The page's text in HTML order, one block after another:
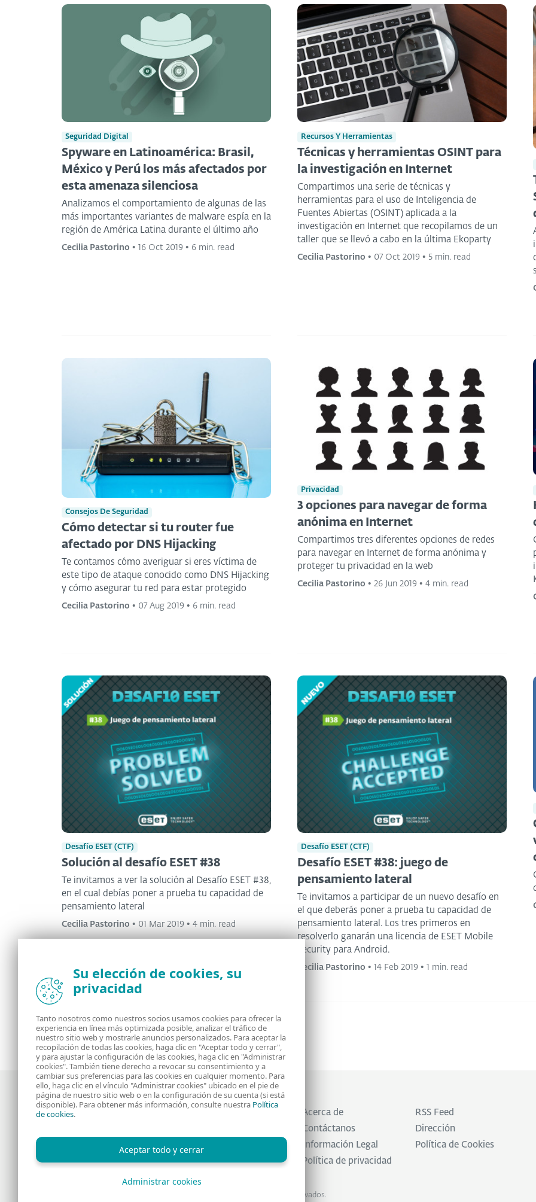
Seguridad Digital
Spyware en Latinoamérica: Brasil,
México y Perú los más afectados por
esta amenaza silenciosa
Analizamos el comportamiento de algunas de las
más importantes variantes de malware espía en la
región de América Latina durante el último año
Cecilia Pastorino • 16 Oct 2019 • 6 min. read
Recursos Y Herramientas
Técnicas y herramientas OSINT para
la investigación en Internet
Compartimos una serie de técnicas y
herramientas para el uso de Inteligencia de
Fuentes Abiertas (OSINT) aplicada a la
investigación en Internet que recopilamos de un
taller que se llevó a cabo en la última Ekoparty
Cecilia Pastorino • 07 Oct 2019 • 5 min. read
Consejos De Seguridad
Cómo detectar si tu router fue
afectado por DNS Hijacking
Te contamos cómo averiguar si eres víctima de
este tipo de ataque conocido como DNS Hijacking
y cómo asegurar tu red para estar protegido
Cecilia Pastorino • 07 Aug 2019 • 6 min. read
Privacidad
3 opciones para navegar de forma
anónima en Internet
Compartimos tres diferentes opciones de redes
para navegar en Internet de forma anónima y
proteger tu privacidad en la web
Cecilia Pastorino • 26 Jun 2019 • 4 min. read
Desafío ESET (CTF)
Solución al desafío ESET #38
Te invitamos a ver la solución al Desafío ESET #38,
en el cual debías poner a prueba tu capacidad de
pensamiento lateral
Cecilia Pastorino • 01 Mar 2019 • 4 min. read
Desafío ESET (CTF)
Desafío ESET #38: juego de
pensamiento lateral
Te invitamos a participar de un nuevo desafío en
el que deberás poner a prueba tu capacidad de
pensamiento lateral. Los tres primeros en
resolverlo ganarán una licencia de ESET Mobile
Security para Android.
Cecilia Pastorino • 14 Feb 2019 • 1 min. read
< 1 2 3 4 ... 9 >
comunidad de seguridad de ESET
Acerca de
RSS Feed
Contáctanos
Dirección
Información Legal
Política de Cookies
Política de privacidad
Copyright © 1992 - 2026 ESET, spol. s r.o. - Todos los derechos reservados.
Su elección de cookies, su
privacidad
Tanto nosotros como nuestros socios usamos cookies para ofrecer la
experiencia en línea más optimizada posible, analizar el tráfico de
nuestro sitio web y mostrarle anuncios personalizados. Para aceptar la
recopilación de todas las cookies, haga clic en "Aceptar todo y cerrar",
y para ajustar la configuración de las cookies, haga clic en "Administrar
cookies". También tiene derecho a revocar su consentimiento y a
cambiar sus preferencias para las cookies en cualquier momento. Para
ello, haga clic en el vínculo "Administrar cookies" ubicado en el pie de
página de nuestro sitio web o en la configuración de su cuenta (si está
disponible). Para obtener más información, consulte nuestra Política
de cookies.
Aceptar todo y cerrar
Administrar cookies